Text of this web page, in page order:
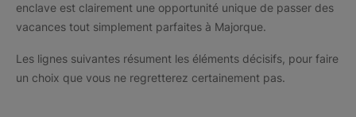
enclave est clairement une opportunité unique de passer des
vacances tout simplement parfaites à Majorque.
Les lignes suivantes résument les éléments décisifs, pour faire
un choix que vous ne regretterez certainement pas.